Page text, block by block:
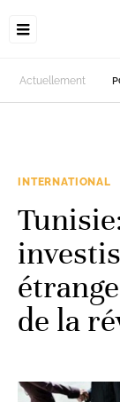
Actuellement
INTERNATIONAL
de la